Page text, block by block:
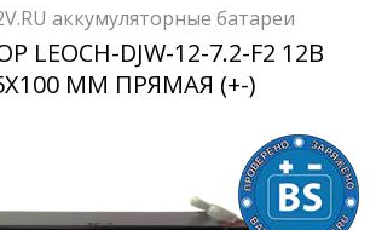
аккумуляторные батареи
LEOCH-DJW-12-7.2-F2 12В
ММ ПРЯМАЯ (+-)